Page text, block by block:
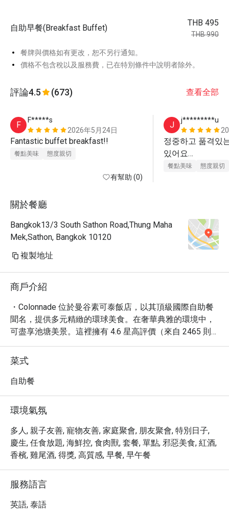
自助早餐(Breakfast Buffet)
THB 495
THB 990
餐牌與價格如有更改，恕不另行通知。
價格不包含稅以及服務費，已在特別條件中說明者除外。
評論4.5 (673) 查看全部
F
F*****s
2026年5月24日
Fantastic buffet breakfast!!
餐點美味 態度親切
有幫助 (0)
J
j*********u
정중하고 품격있
있어요
음식 퀄도 전반
餐點美味 態度親切
關於餐廳
Bangkok13/3 South Sathon Road,Thung Maha
Mek,Sathon, Bangkok 10120
複製地址
商戶介紹
・Colonnade 位於曼谷素可泰飯店，以其頂級國際自助餐
聞名，提供多元精緻的環球美食。在奢華典雅的環境中，
可盡享池塘美景。這裡擁有 4.6 星高評價（來自 2465 則
評論），尤其以豐盛的早午餐、精緻的下午茶及屢獲好評
的招牌巧克力最受推崇。地點鄰近倫披尼公園與 BTS 站，
是探索曼谷頂級餐飲的完美起點。
・透過 Eatigo 預訂 Colonnade，即可獨家享有最高 5 折優
菜式
自助餐
環境氣氛
多人, 親子友善, 寵物友善, 家庭聚會, 朋友聚會, 特別日子,
慶生, 任食放題, 海鮮控, 食肉獸, 套餐, 單點, 邪惡美食, 紅酒,
香檳, 雞尾酒, 得獎, 高質感, 早餐, 早午餐
服務語言
英語, 泰語